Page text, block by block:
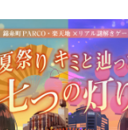
フェ